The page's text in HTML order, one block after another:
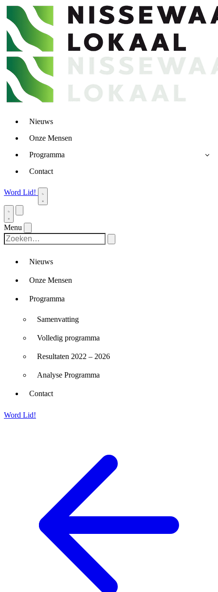
Nieuws
Onze Mensen
Programma
Contact
Word Lid!
Menu
Nieuws
Onze Mensen
Programma
Samenvatting
Volledig programma
Resultaten 2022 – 2026
Analyse Programma
Contact
Word Lid!